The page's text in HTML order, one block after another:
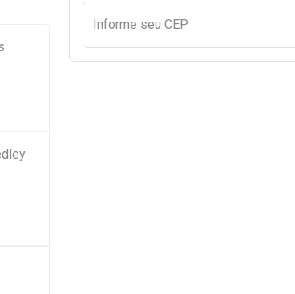
Informe seu CEP